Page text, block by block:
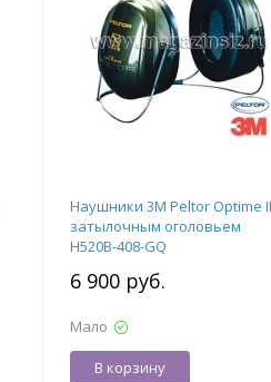
Наушники 3M Peltor Optime
затылочным оголовьем
H520B-408-GQ
6 900 руб.
Мало
В корзину